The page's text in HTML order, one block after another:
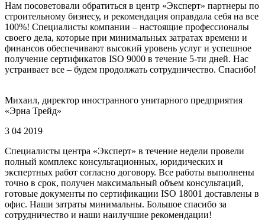
Нам посоветовали обратиться в центр «Эксперт» партнеры по
строительному бизнесу, и рекомендация оправдала себя на все
100%! Специалисты компании – настоящие профессионалы
своего дела, которые при минимальных затратах времени и
финансов обеспечивают высокий уровень услуг и успешное
получение сертификатов ISO 9000 в течение 5-ти дней. Нас
устраивает все – будем продолжать сотрудничество. Спасибо!
Михаил, директор иностранного унитарного предприятия
«Эрна Трейд»
3 04 2019
Специалисты центра «Эксперт» в течение недели провели
полный комплекс консультационных, юридических и
экспертных работ согласно договору. Все работы выполнены
точно в срок, получен максимальный объем консультаций,
готовые документы по сертификации ISO 18001 доставлены в
офис. Наши затраты минимальны. Большое спасибо за
сотрудничество и наши наилучшие рекомендации!